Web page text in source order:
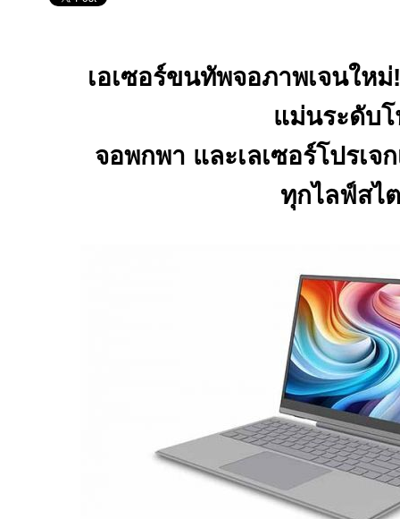
เอเซอร์ขนทัพจอภาพเจนให
แม่นระดับโ
จอพกพา และเลเซอร์โปรเจ
ทุกไลฟ์สไ